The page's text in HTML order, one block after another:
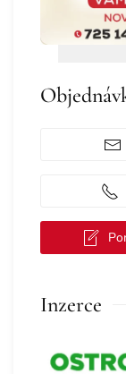
Inzerce